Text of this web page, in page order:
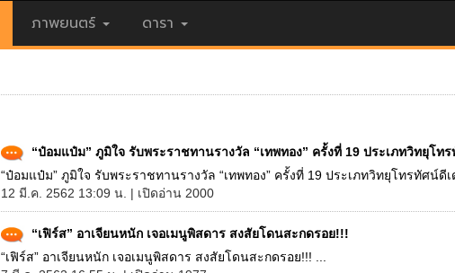
ภาพยนตร์ ดารา
“ป๋อมแป๋ม” ภูมิใจ รับพระราชทานรางวัล “เทพทอง” ครั้งที่ 19 ประเภทวิทยุโท
“ป๋อมแป๋ม” ภูมิใจ รับพระราชทานรางวัล “เทพทอง” ครั้งที่ 19 ประเภทวิทยุโทรทัศน์ดีเ
12 มี.ค. 2562 13:09 น. | เปิดอ่าน 2000
“เฟิร์ส” อาเจียนหนัก เจอเมนูพิสดาร สงสัยโดนสะกดรอย!!!
“เฟิร์ส” อาเจียนหนัก เจอเมนูพิสดาร สงสัยโดนสะกดรอย!!! ...